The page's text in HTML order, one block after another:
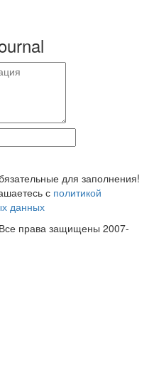
для заполнения!
с политикой
данных
Все права защищены 2007-